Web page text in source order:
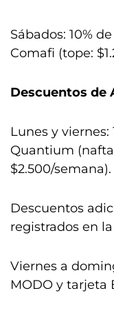
Sábados: 10%
Comafi (tope:
Descuentos de
Lunes y viernes:
Quantium
$2.500/semana).
Descuentos
registrados en
Viernes a
MODO y tarjeta